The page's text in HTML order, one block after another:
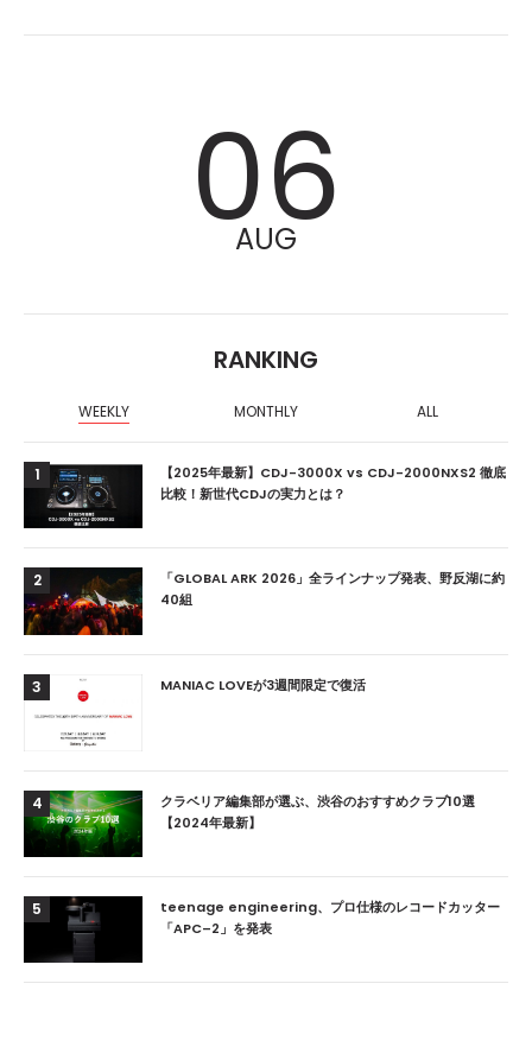
06
AUG
RANKING
WEEKLY MONTHLY ALL
1
【2025年最新】CDJ-3000X vs CDJ-2000NXS2 徹底
比較！新世代CDJの実力とは？
2
「GLOBAL ARK 2026」全ラインナップ発表、野反湖に約
40組
3 MANIAC LOVEが3週間限定で復活
4
クラベリア編集部が選ぶ、渋谷のおすすめクラブ10選
【2024年最新】
5
teenage engineering、プロ仕様のレコードカッター
「APC–2」を発表